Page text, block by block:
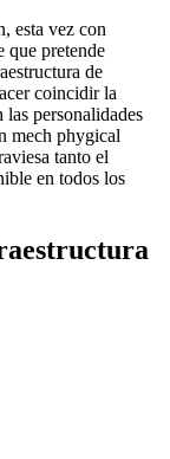
esta vez con
que pretende
de
coincidir la
personalidades
mech phygical
tanto el
en todos los